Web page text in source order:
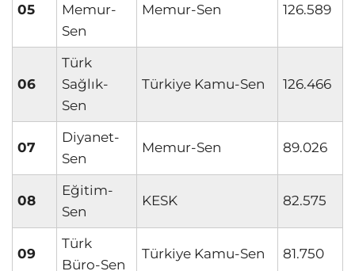
05
Memur-
Sen
Memur-Sen 126.589
06
Türk
Sağlık-
Sen
Türkiye Kamu-Sen 126.466
07
Diyanet-
Sen
Memur-Sen 89.026
08
Eğitim-
Sen
KESK 82.575
09
Türk
Büro-Sen
Türkiye Kamu-Sen 81.750